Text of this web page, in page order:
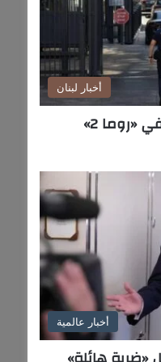
أخبار لبنان
«روما 2»
أخبار عالمية